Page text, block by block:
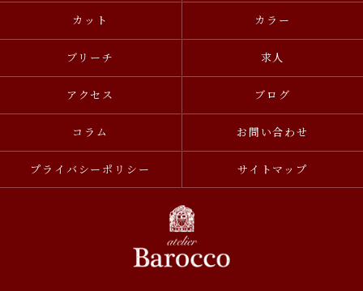
カット カラー
ブリーチ 求人
アクセス ブログ
コラム お問い合わせ
プライバシーポリシー サイトマップ